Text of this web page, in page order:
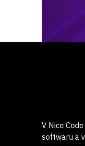
V Nice
softwaru a